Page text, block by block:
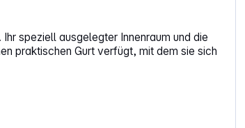
speziell ausgelegter Innenraum und die
praktischen Gurt verfügt, mit dem sie sich